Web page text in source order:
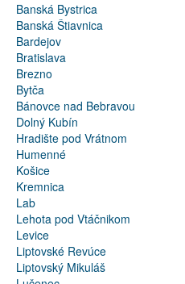
Banská Bystrica
Banská Štiavnica
Bardejov
Bratislava
Brezno
Bytča
Bánovce nad Bebravou
Dolný Kubín
Hradište pod Vrátnom
Humenné
Košice
Kremnica
Lab
Lehota pod Vtáčnikom
Levice
Liptovské Revúce
Liptovský Mikuláš